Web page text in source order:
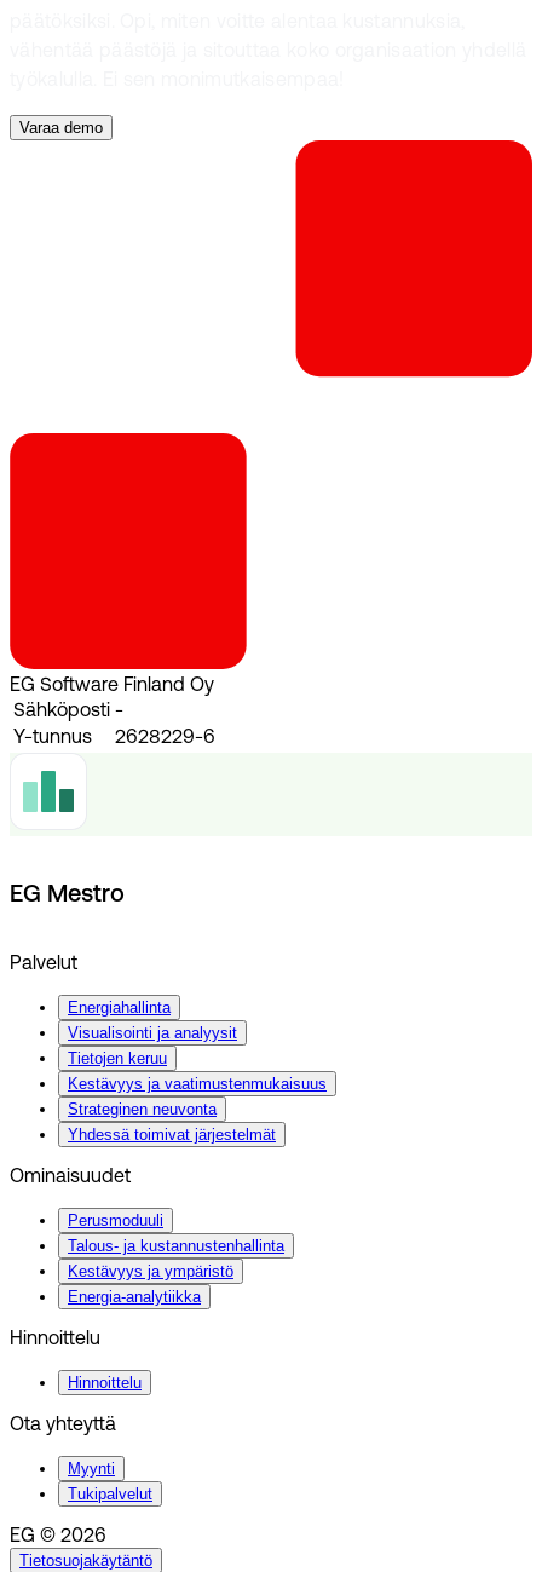
Varaa demo
EG Software Finland Oy
Sähköposti -
Y-tunnus
2628229-6
EG Mestro
Palvelut
Energiahallinta
Visualisointi ja analyysit
Tietojen keruu
Kestävyys ja vaatimustenmukaisuus
Strateginen neuvonta
Yhdessä toimivat järjestelmät
Ominaisuudet
Perusmoduuli
Talous- ja kustannustenhallinta
Kestävyys ja ympäristö
Energia-analytiikka
Hinnoittelu
Hinnoittelu
Ota yhteyttä
Myynti
Tukipalvelut
EG © 2026
Tietosuojakäytäntö